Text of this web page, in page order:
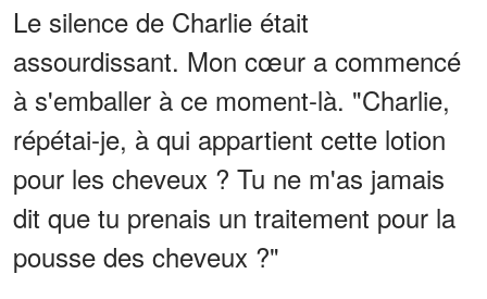
Le silence de Charlie était
assourdissant. Mon cœur a commencé
à s'emballer à ce moment-là. "Charlie,
répétai-je, à qui appartient cette lotion
pour les cheveux ? Tu ne m'as jamais
dit que tu prenais un traitement pour la
pousse des cheveux ?"